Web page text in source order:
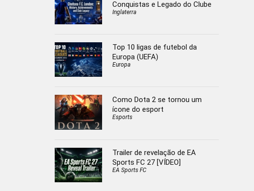
Conquistas e Legado do Clube
Inglaterra
Top 10 ligas de futebol da
Europa (UEFA)
Europa
Como Dota 2 se tornou um
ícone do esport
Esports
Trailer de revelação de EA
Sports FC 27 [VÍDEO]
EA Sports FC